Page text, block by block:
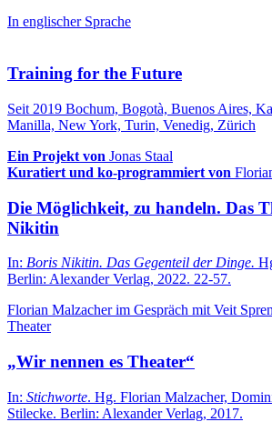
In englischer Sprache
Training for the Future
Seit 2019 Bochum, Bogotà, Buenos Aires,
Manilla, New York, Turin, Venedig, Zürich
Ein Projekt von Jonas Staal
Kuratiert und ko-programmiert von
Die Möglichkeit, zu handeln. Das
Nikitin
In: Boris Nikitin. Das Gegenteil der Dinge.
Berlin: Alexander Verlag, 2022. 22-57.
Florian Malzacher im Gespräch mit Veit
Theater
„Wir nennen es Theater“
In: Stichworte. Hg. Florian Malzacher,
Stilecke. Berlin: Alexander Verlag, 2017.